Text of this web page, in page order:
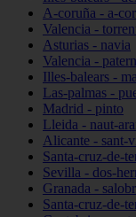
A-coruña - a-
Valencia -
Asturias - navia
Valencia -
Illes-balears -
Las-palmas -
Madrid - pinto
Lleida - naut-
Alicante - sant-
Santa-cruz-de-
Sevilla - dos-
Granada -
Santa-cruz-de-